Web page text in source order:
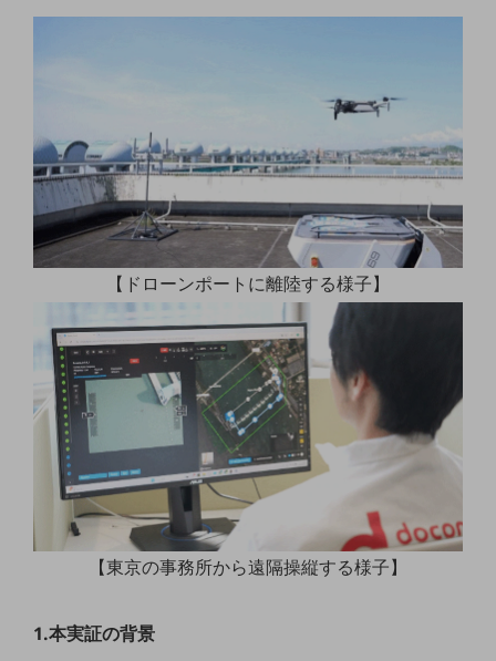
データ利活用
運用管理
業務支援・マーケティング
災害対策・BCP
課題・ニーズで探す
課題・ニーズで探すTOP
コミュニケーション・情報共有
マーケティング
業務効率化
災害対策
職場環境整備
地域共創・地方創生
遠隔監視
【ドローンポートに離陸する様子】
【東京の事務所から遠隔操縦する様子】
1.本実証の背景